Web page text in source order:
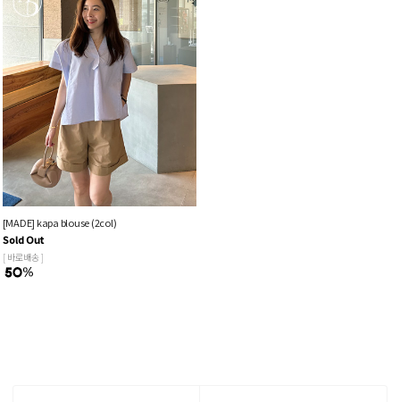
[MADE] kapa blouse (2col)
Sold Out
[ 바로배송 ]